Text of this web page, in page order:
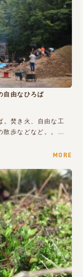
自由なひろば
焚き火、自由な工
散歩などなど。。…
MORE